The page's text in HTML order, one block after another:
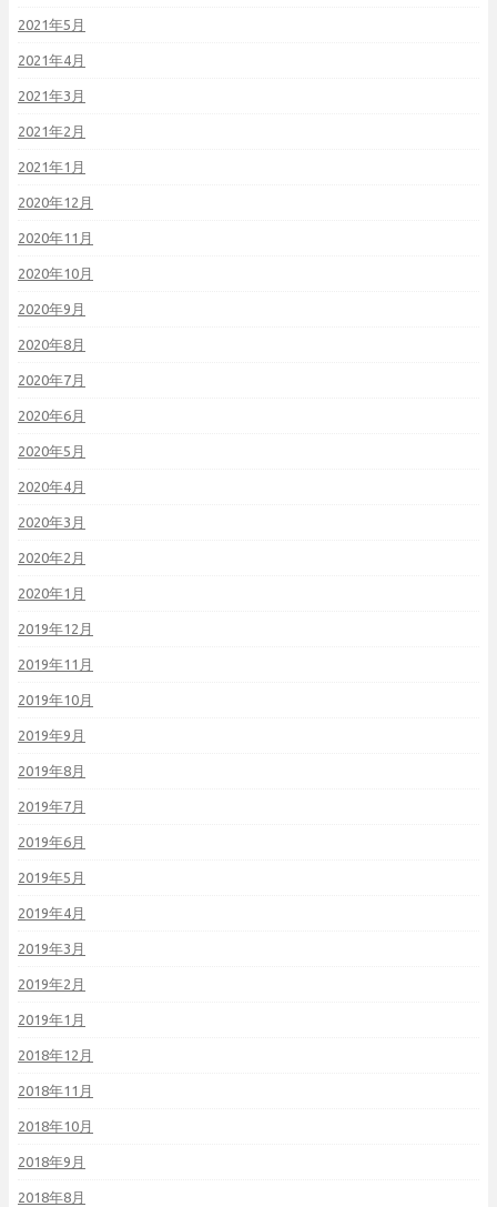
2021年5月
2021年4月
2021年3月
2021年2月
2021年1月
2020年12月
2020年11月
2020年10月
2020年9月
2020年8月
2020年7月
2020年6月
2020年5月
2020年4月
2020年3月
2020年2月
2020年1月
2019年12月
2019年11月
2019年10月
2019年9月
2019年8月
2019年7月
2019年6月
2019年5月
2019年4月
2019年3月
2019年2月
2019年1月
2018年12月
2018年11月
2018年10月
2018年9月
2018年8月